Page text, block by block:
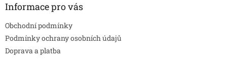
Informace pro vás
Obchodní podmínky
Podmínky ochrany osobních údajů
Doprava a platba